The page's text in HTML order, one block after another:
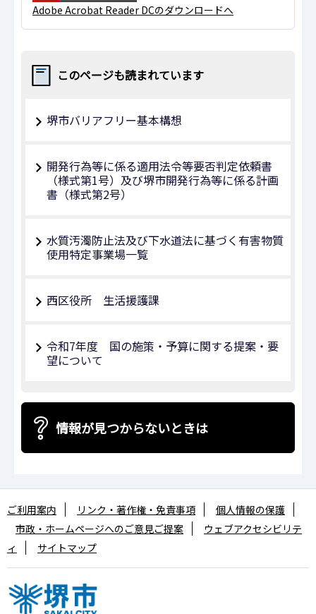
Adobe Acrobat Reader DCのダウンロードへ
このページも読まれています
堺市バリアフリー基本構想
開発行為等に係る適用法令等要否判定依頼書
（様式第1号）及び堺市開発行為等に係る計画
書（様式第2号）
水質汚濁防止法及び下水道法に基づく有害物質
使用特定事業場一覧
西区役所 生活援護課
令和7年度 国の施策・予算に関する提案・要
望について
情報が見つからないときは
ご利用案内 リンク・著作権・免責事項
個人情報の保護
市政・ホームページへのご意見ご提案
ウェブアクセシビリテ
ィ
サイトマップ